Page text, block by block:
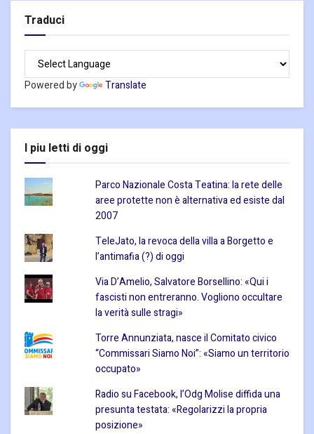
Traduci
Powered by Translate
I piu letti di oggi
Parco Nazionale Costa Teatina: la rete delle
aree protette non è alternativa ed esiste dal
2007
TeleJato, la revoca della villa a Borgetto e
l’antimafia (?) di oggi
Via D’Amelio, Salvatore Borsellino: «Qui i
fascisti non entreranno. Vogliono occultare
la verità sulle stragi»
Torre Annunziata, nasce il Comitato civico
“Commissari Siamo Noi”: «Siamo un territorio
occupato»
Radio su Facebook, l’Odg Molise diffida una
presunta testata: «Regolarizzi la propria
posizione»